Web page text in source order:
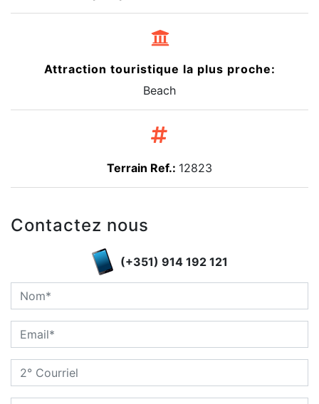
Attraction touristique la plus proche:
Beach
Terrain Ref.: 12823
Contactez nous
(+351) 914 192 121